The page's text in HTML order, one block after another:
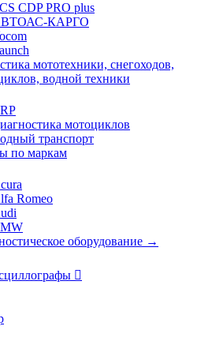
CDP PRO plus
КАРГО
мототехники, снегоходов,
водной техники
мотоциклов
транспорт
по маркам
Romeo
оборудование →
